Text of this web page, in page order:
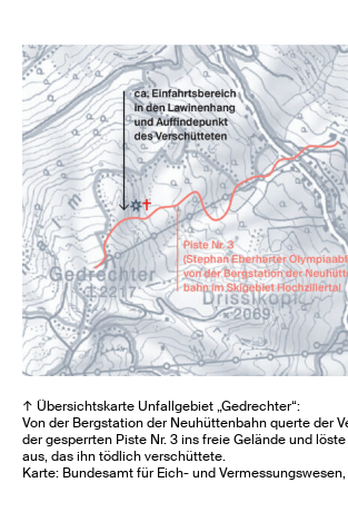
↑ Übersichtskarte Unfallgebiet „Gedrechter“:
Von der Bergstation der Neuhüttenbahn querte der
der gesperrten Piste Nr. 3 ins freie Gelände und
aus, das ihn tödlich verschüttete.
Karte: Bundesamt für Eich- und